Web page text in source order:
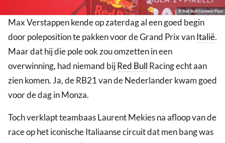
© Red Bull Content Pool
Max Verstappen kende op zaterdag al een goed begin
door poleposition te pakken voor de Grand Prix vanItalië.
Maar dat hij die pole ook zou omzetten in een
overwinning, had niemand bijRed Bull Racing echt aan
zien komen. Ja, de RB21 van de Nederlander kwam goed
voor de dag in Monza.
Toch verklapt teambaas Laurent Mekies na afloop van de
race op het iconische Italiaanse circuit dat men bang was